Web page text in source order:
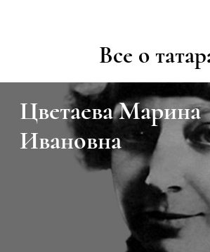
Все о
Цветаева Марина
Ивановна